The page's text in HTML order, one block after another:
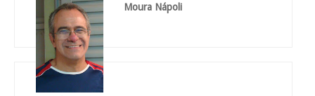
Moura Nápoli